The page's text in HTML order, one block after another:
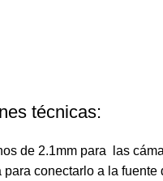
técnicas:
de 2.1mm para las
para conectarlo a la fuente